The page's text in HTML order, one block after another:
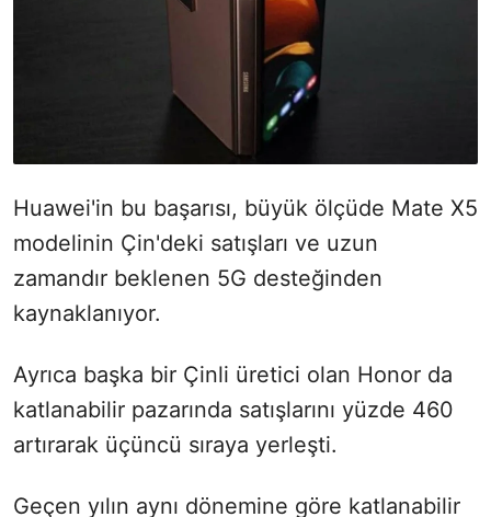
Huawei'in bu başarısı, büyük ölçüde Mate X5
modelinin Çin'deki satışları ve uzun
zamandır beklenen 5G desteğinden
kaynaklanıyor.
Ayrıca başka bir Çinli üretici olan Honor da
katlanabilir pazarında satışlarını yüzde 460
artırarak üçüncü sıraya yerleşti.
Geçen yılın aynı dönemine göre katlanabilir